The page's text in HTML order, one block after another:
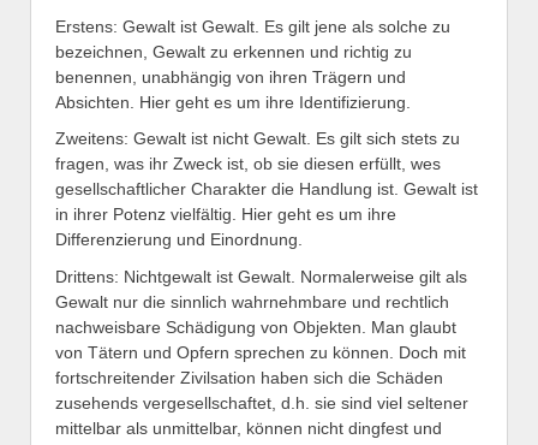
Erstens: Gewalt ist Gewalt. Es gilt jene als solche zu
bezeichnen, Gewalt zu erkennen und richtig zu
benennen, unabhängig von ihren Trägern und
Absichten. Hier geht es um ihre Identifizierung.
Zweitens: Gewalt ist nicht Gewalt. Es gilt sich stets zu
fragen, was ihr Zweck ist, ob sie diesen erfüllt, wes
gesellschaftlicher Charakter die Handlung ist. Gewalt ist
in ihrer Potenz vielfältig. Hier geht es um ihre
Differenzierung und Einordnung.
Drittens: Nichtgewalt ist Gewalt. Normalerweise gilt als
Gewalt nur die sinnlich wahrnehmbare und rechtlich
nachweisbare Schädigung von Objekten. Man glaubt
von Tätern und Opfern sprechen zu können. Doch mit
fortschreitender Zivilsation haben sich die Schäden
zusehends vergesellschaftet, d.h. sie sind viel seltener
mittelbar als unmittelbar, können nicht dingfest und